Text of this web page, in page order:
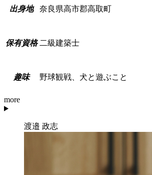
出身地 奈良県高市郡高取町
保有資格 二級建築士
趣味 野球観戦、犬と遊ぶこと
more
渡邉 政志